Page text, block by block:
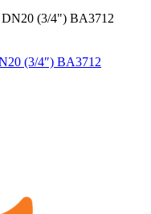
(3/4″) BA3712